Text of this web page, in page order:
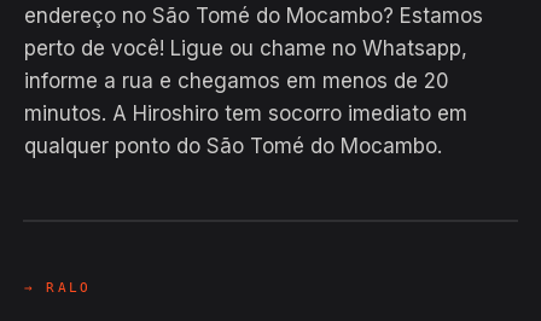
endereço no São Tomé do Mocambo? Estamos
perto de você! Ligue ou chame no Whatsapp,
informe a rua e chegamos em menos de 20
minutos. A Hiroshiro tem socorro imediato em
qualquer ponto do São Tomé do Mocambo.
EM CAMPO
Hiroshiro · São Tomé do Mocambo,
→ RALO